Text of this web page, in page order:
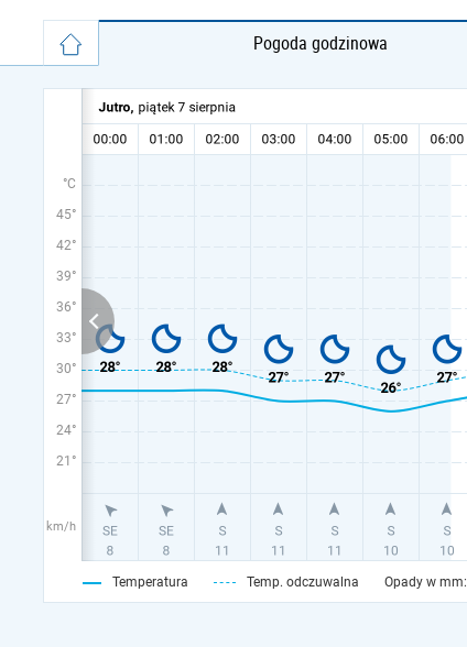
Pogoda godzinowa
°C
45°
42°
39°
36°
33°
30°
27°
24°
21°
km/h
Temperatura Temp. odczuwalna Opady w mm: